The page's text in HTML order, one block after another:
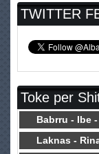
TWITTER
Toke per
Babrru - Ibe
Laknas -